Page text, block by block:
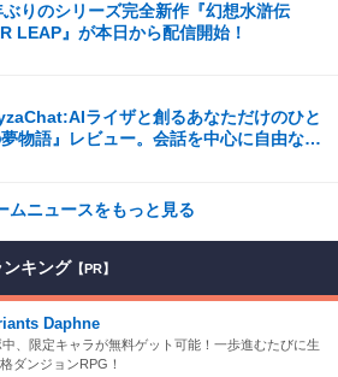
ぶりのシリーズ完全新作『幻想水滸伝
LEAP』が本日から配信開始！
ライザと創るあなただけのひと
物語』レビュー。会話を中心に自由な冒
ムニュースをもっと見る
キング 【PR】
Daphne
中、限定キャラが無料ゲット可能！一歩進むたびに生
ダンジョンRPG！